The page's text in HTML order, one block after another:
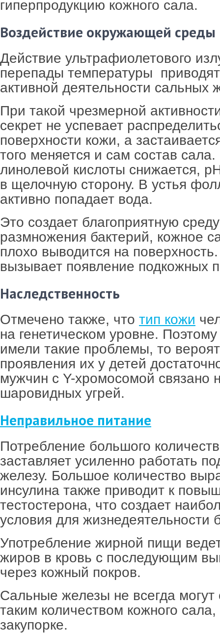
гиперпродукцию кожного сала.
Воздействие окружающей среды
Действие ультрафиолетового
перепады температуры
активной деятельности сальных
При такой чрезмерной
секрет не успевает
поверхности кожи, а
того меняется и сам состав
линолевой кислоты снижается,
в щелочную сторону. В устья
активно попадает вода.
Это создает благоприятную
размножения бактерий, кожное
плохо выводится на
вызывает появление подкожных
Наследственность
Отмечено также, что тип кожи
на генетическом уровне.
имели такие проблемы, то
проявления их у детей
мужчин с Y-хромосомой связано
шаровидных угрей.
Неправильное питание
Потребление большого
заставляет усиленно работать
железу. Большое количество
инсулина также приводит к
тестостерона, что создает
условия для жизнедеятельности
Употребление жирной пищи
жиров в кровь с последующим
через кожный покров.
Сальные железы не всегда могут
таким количеством кожного сала,
закупорке.